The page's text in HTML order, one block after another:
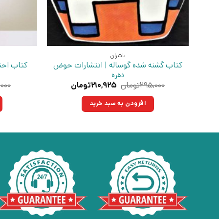
ناشران
کتاب گشنه شده گوساله | انتشارات حوض
نقره
۲۹۵,۰۰۰تومان قیمت
۲۹۵,۰۰۰تومان
بود.
۲۱۰,۹۲۵تومان
افزودن به سبد خرید
کتاب